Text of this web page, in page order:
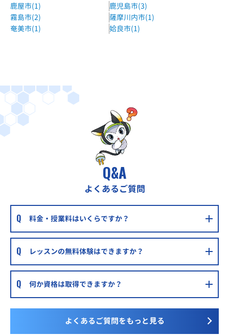
鹿屋市(1)
鹿児島市(3)
霧島市(2)
薩摩川内市(1)
奄美市(1)
姶良市(1)
Q&A
よくあるご質問
料金・授業料はいくらですか？
レッスンの無料体験はできますか？
何か資格は取得できますか？
よくあるご質問をもっと見る